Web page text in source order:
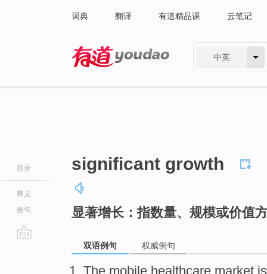
词典 翻译 有道精品课 云笔记
中英
目录
释义
例句
significant growth
显著增长：指数量、规模或价值
双语例句 权威例句
The mobile healthcare market